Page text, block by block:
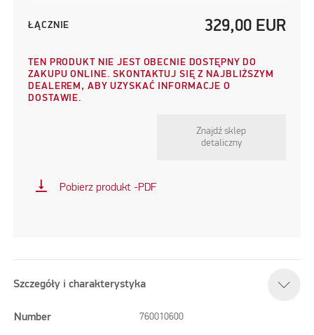
ŁĄCZNIE 329,00 EUR
TEN PRODUKT NIE JEST OBECNIE DOSTĘPNY DO
ZAKUPU ONLINE. SKONTAKTUJ SIĘ Z NAJBLIŻSZYM
DEALEREM, ABY UZYSKAĆ INFORMACJE O
DOSTAWIE.
Znajdź sklep
detaliczny
vertical_align_bottom Pobierz produkt -PDF
Szczegóły i charakterystyka
Number 760010600